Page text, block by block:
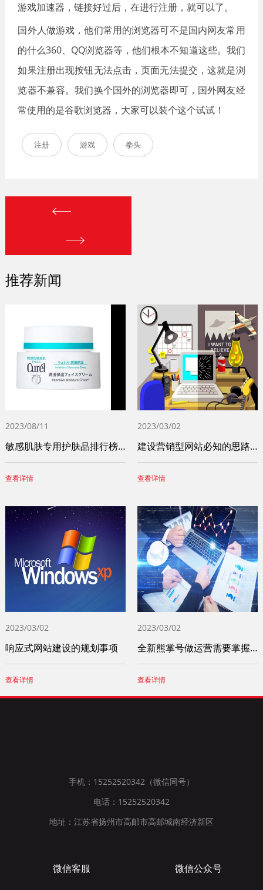
游戏加速器，链接好过后，在进行注册，就可以了。
国外人做游戏，他们常用的浏览器可不是国内网友常用
的什么360、QQ浏览器等，他们根本不知道这些。我们
如果注册出现按钮无法点击，页面无法提交，这就是浏
览器不兼容。我们换个国外的浏览器即可，国外网友经
常使用的是谷歌浏览器，大家可以装个这个试试！
注册 游戏 拳头
推荐新闻
2023/08/11
敏感肌肤专用护肤品排行榜前十名（十大敏感
查看详情
2023/03/02
建设营销型网站必知的思路和步骤
查看详情
2023/03/02
响应式网站建设的规划事项
查看详情
2023/03/02
全新熊掌号做运营需要掌握这四个小技巧
查看详情
手机：15252520342（微信同号）
电话：15252520342
地址：江苏省扬州市高邮市高邮城南经济新区
微信客服 微信公众号